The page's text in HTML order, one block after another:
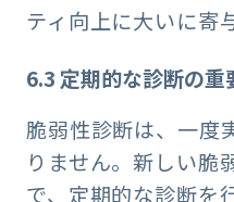
ティ向上に大いに寄
6.3 定期的な診断の重
脆弱性診断は、一度
りません。新しい脆
で、定期的な診断を